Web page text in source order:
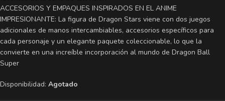
ACCESORIOS Y EMPAQUES INSPIRADOS EN EL ANIME
IMPRESIONANTE: La figura de Dragon Stars viene con dos juegos
adicionales de manos intercambiables, accesorios específicos para
cada personaje y un elegante paquete coleccionable, lo que la
convierte en una increíble incorporación al mundo de Dragon Ball
Super
Disponibilidad: Agotado